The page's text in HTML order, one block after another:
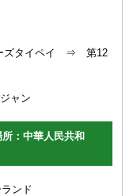
ズタイペイ ⇒ 第12
ャン
：中華人民共和
ンド